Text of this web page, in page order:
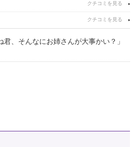
、そんなにお姉さんが大事かい？」